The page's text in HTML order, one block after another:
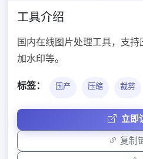
工具介绍
国内在线图片处理工具，支持
加水印等。
标签： 国产 压缩 裁剪
立即
复制